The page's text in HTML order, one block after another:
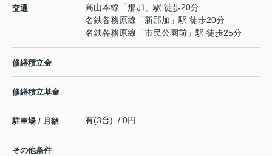
交通 高山本線 「那加 」駅 徒歩20分
名鉄各務原線 「新那加 」駅 徒歩20分
名鉄各務原線 「市民公園前 」駅 徒歩25分
修繕積立金 -
修繕積立基金 -
駐車場 / 月額 有(3台) / 0円
その他条件